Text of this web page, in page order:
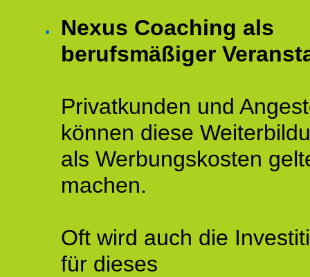
Nexus Coaching als
berufsmäßiger
Privatkunden und
können diese
als Werbungskosten
machen.
Oft wird auch die
für dieses